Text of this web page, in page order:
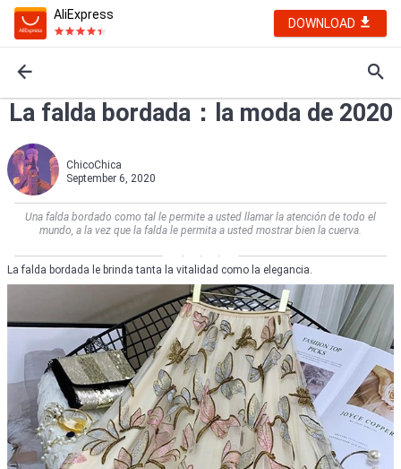
AliExpress
DOWNLOAD
La falda bordada：la moda de 2020
ChicoChica
September 6, 2020
Una falda bordado como tal le permite a usted llamar la atención de todo el
mundo, a la vez que la falda le permita a usted mostrar bien la cuerva.
La falda bordada le brinda tanta la vitalidad como la elegancia.